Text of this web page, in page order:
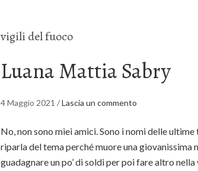
vigili del fuoco
Luana Mattia Sabry
4 Maggio 2021 /Lascia un commento
No, non sono miei amici. Sono i nomi delle
riparla del tema perché muore una giovanissima
guadagnare un po’ di soldi per poi fare altro